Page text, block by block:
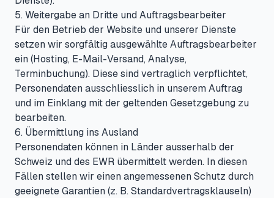
5. Weitergabe an Dritte und Auftragsbearbeiter
Für den Betrieb der Website und unserer Dienste
setzen wir sorgfältig ausgewählte Auftragsbearbeiter
ein (Hosting, E-Mail-Versand, Analyse,
Terminbuchung). Diese sind vertraglich verpflichtet,
Personendaten ausschliesslich in unserem Auftrag
und im Einklang mit der geltenden Gesetzgebung zu
bearbeiten.
6. Übermittlung ins Ausland
Personendaten können in Länder ausserhalb der
Schweiz und des EWR übermittelt werden. In diesen
Fällen stellen wir einen angemessenen Schutz durch
geeignete Garantien (z. B. Standardvertragsklauseln)